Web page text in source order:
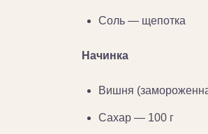
Соль — щепотка
Начинка
Вишня
Сахар — 100 г